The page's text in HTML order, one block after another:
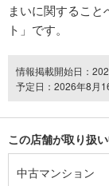
まいに関するこ
ト」です。
情報掲載開始日：
予定日：2026年8月
この店舗が取り扱
中古マンション